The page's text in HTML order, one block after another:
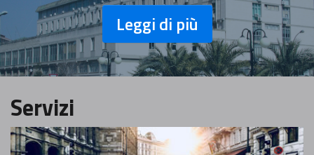
Leggi di più
Servizi